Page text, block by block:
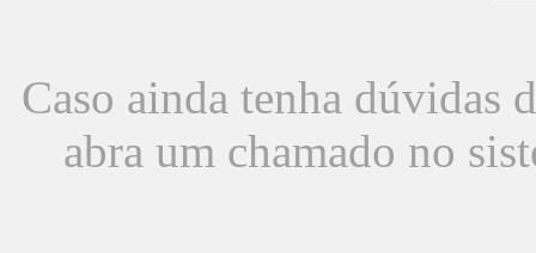
Caso ainda tenha dúvidas
abra um chamado no